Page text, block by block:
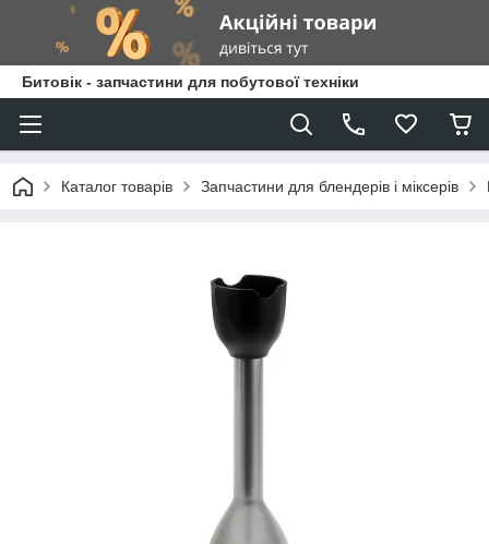
Битовік - запчастини для побутової техніки
Каталог товарів Запчастини для блендерів і міксерів